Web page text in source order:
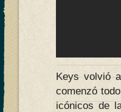
Keys volvió
comenzó
icónicos de